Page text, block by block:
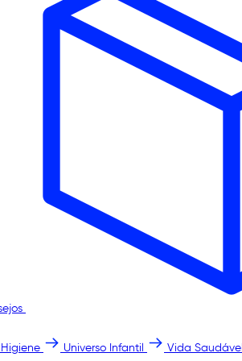
Higiene Universo Infantil Vida Saudável